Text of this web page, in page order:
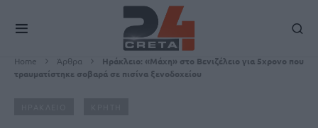
Home Άρθρα
Ηράκλειο: «Μάχη» στο Βενιζέλειο για 5χρονο που
τραυματίστηκε σοβαρά σε πισίνα ξενοδοχείου